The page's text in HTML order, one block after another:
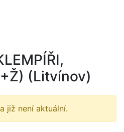
(Litvínov)
již není aktuální.